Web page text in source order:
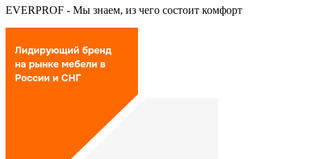
EVERPROF - Мы знаем, из чего состоит комфорт